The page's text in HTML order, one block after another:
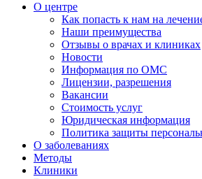
О центре
Как попасть к нам на
Наши преимущества
Отзывы о врачах и клиниках
Новости
Информация по ОМС
Лицензии, разрешения
Вакансии
Стоимость услуг
Юридическая информация
Политика защиты
О заболеваниях
Методы
Клиники